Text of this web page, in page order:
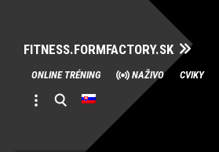
FITNESS.FORMFACTORY.SK
Skip
to
content
ONLINE TRÉNING NAŽIVO CVIKY